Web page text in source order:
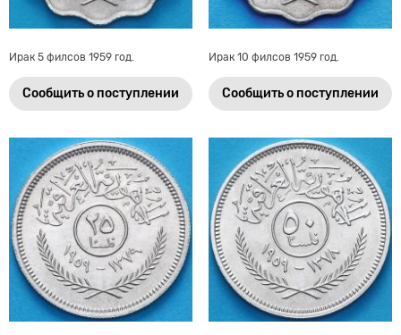
Ирак 5 филсов 1959 год.
Сообщить о поступлении
Ирак 10 филсов 1959 год.
Сообщить о поступлении